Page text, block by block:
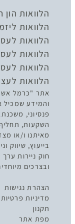
הלוואות הון
הלוואות
הלוואות
הלוואות
הלוואות
הלוואות
אתר "כרמל
והמידע שמכיל
פנסיוני,
השקעות,
מאיתנו ו/או
ובצרכים
הצהרת נגישות
מדיניות פרטיות
תקנון
מפת אתר